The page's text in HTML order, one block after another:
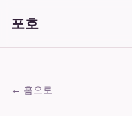
포호
← 홈으로